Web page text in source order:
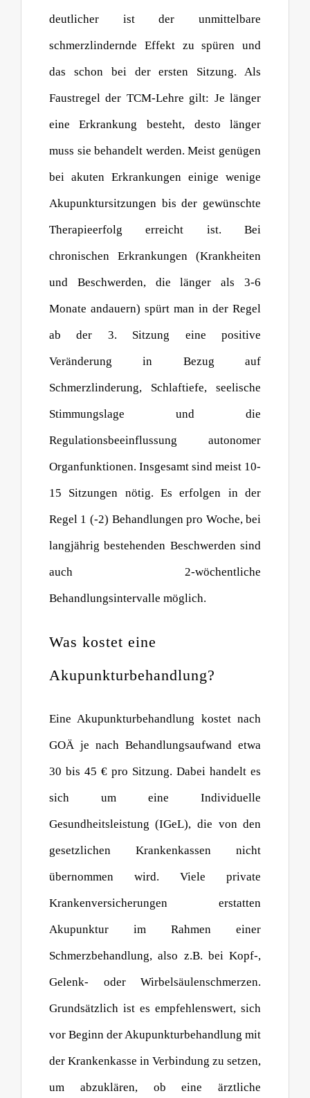
deutlicher ist der unmittelbare
schmerzlindernde Effekt zu spüren und
das schon bei der ersten Sitzung. Als
Faustregel der TCM-Lehre gilt: Je länger
eine Erkrankung besteht, desto länger
muss sie behandelt werden. Meist genügen
bei akuten Erkrankungen einige wenige
Akupunktursitzungen bis der gewünschte
Therapieerfolg erreicht ist. Bei
chronischen Erkrankungen (Krankheiten
und Beschwerden, die länger als 3-6
Monate andauern) spürt man in der Regel
ab der 3. Sitzung eine positive
Veränderung in Bezug auf
Schmerzlinderung, Schlaftiefe, seelische
Stimmungslage und die
Regulationsbeeinflussung autonomer
Organfunktionen. Insgesamt sind meist 10-
15 Sitzungen nötig. Es erfolgen in der
Regel 1 (-2) Behandlungen pro Woche, bei
langjährig bestehenden Beschwerden sind
auch 2-wöchentliche
Behandlungsintervalle möglich.
Was kostet eine
Akupunkturbehandlung?
Eine Akupunkturbehandlung kostet nach
GOÄ je nach Behandlungsaufwand etwa
30 bis 45 € pro Sitzung. Dabei handelt es
sich um eine Individuelle
Gesundheitsleistung (IGeL), die von den
gesetzlichen Krankenkassen nicht
übernommen wird. Viele private
Krankenversicherungen erstatten
Akupunktur im Rahmen einer
Schmerzbehandlung, also z.B. bei Kopf-,
Gelenk- oder Wirbelsäulenschmerzen.
Grundsätzlich ist es empfehlenswert, sich
vor Beginn der Akupunkturbehandlung mit
der Krankenkasse in Verbindung zu setzen,
um abzuklären, ob eine ärztliche